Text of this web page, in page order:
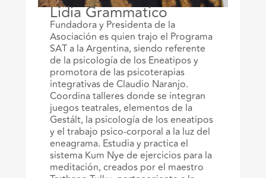
Lidia Grammatico
Fundadora y Presidenta de la
Asociación es quien trajo el Programa
SAT a la Argentina, siendo referente
de la psicología de los Eneatipos y
promotora de las psicoterapias
integrativas de Claudio Naranjo.
Coordina talleres donde se integran
juegos teatrales, elementos de la
Gestált, la psicología de los eneatipos
y el trabajo psico-corporal a la luz del
eneagrama. Estudia y practica el
sistema Kum Nye de ejercicios para la
meditación, creados por el maestro